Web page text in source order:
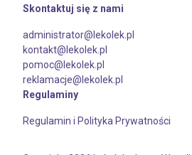
Skontaktuj się z nami
administrator@lekolek.pl
kontakt@lekolek.pl
pomoc@lekolek.pl
reklamacje@lekolek.pl
Regulaminy
Regulamin i Polityka Prywatności